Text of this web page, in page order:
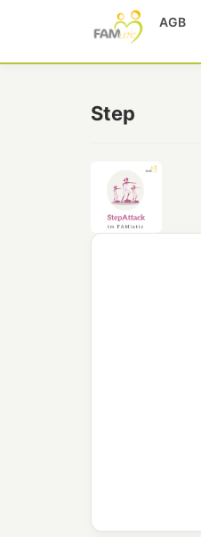
AGB
Step